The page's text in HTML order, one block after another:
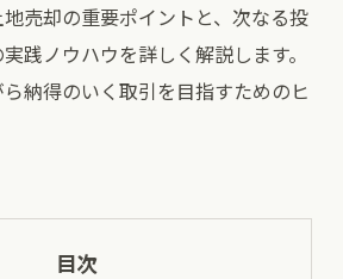
売却の重要ポイントと、次なる投
践ノウハウを詳しく解説します。
納得のいく取引を目指すためのヒ
目次